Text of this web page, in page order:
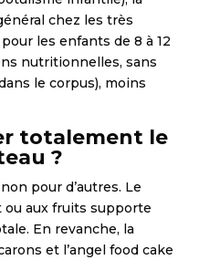
chez les très
les enfants de 8 à 12
nutritionnelles, sans
le corpus), moins
totalement le
?
pour d’autres. Le
ou aux fruits supporte
En revanche, la
et l’angel food cake